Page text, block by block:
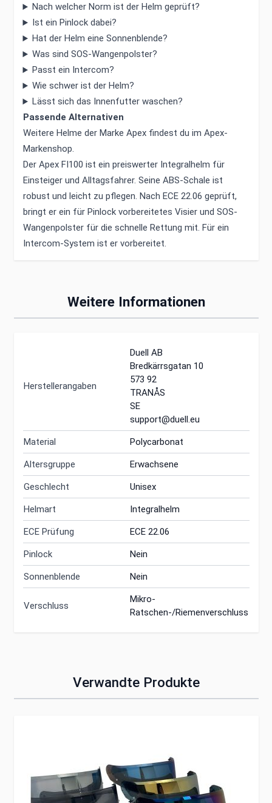
Nach welcher Norm ist der Helm geprüft?
Ist ein Pinlock dabei?
Hat der Helm eine Sonnenblende?
Was sind SOS-Wangenpolster?
Passt ein Intercom?
Wie schwer ist der Helm?
Lässt sich das Innenfutter waschen?
Passende Alternativen
Weitere Helme der Marke Apex findest du im Apex-
Markenshop.
Der Apex FI100 ist ein preiswerter Integralhelm für
Einsteiger und Alltagsfahrer. Seine ABS-Schale ist
robust und leicht zu pflegen. Nach ECE 22.06 geprüft,
bringt er ein für Pinlock vorbereitetes Visier und SOS-
Wangenpolster für die schnelle Rettung mit. Für ein
Intercom-System ist er vorbereitet.
Weitere Informationen
Herstellerangaben
Duell AB
Bredkärrsgatan 10
573 92
TRANÅS
SE
support@duell.eu
Material Polycarbonat
Altersgruppe Erwachsene
Geschlecht Unisex
Helmart Integralhelm
ECE Prüfung ECE 22.06
Pinlock Nein
Sonnenblende Nein
Verschluss
Mikro-
Ratschen-/Riemenverschluss
Verwandte Produkte